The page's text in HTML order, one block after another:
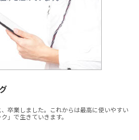
卒業しました。これからは最高に使いやすい
」で生きていきます。